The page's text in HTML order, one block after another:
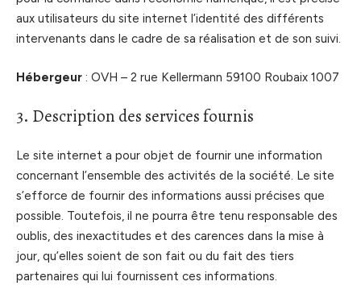
aux utilisateurs du site internet l’identité des différents
intervenants dans le cadre de sa réalisation et de son suivi.
Hébergeur : OVH – 2 rue Kellermann 59100 Roubaix 1007
3. Description des services fournis
Le site internet a pour objet de fournir une information
concernant l’ensemble des activités de la société. Le site
s’efforce de fournir des informations aussi précises que
possible. Toutefois, il ne pourra être tenu responsable des
oublis, des inexactitudes et des carences dans la mise à
jour, qu’elles soient de son fait ou du fait des tiers
partenaires qui lui fournissent ces informations.